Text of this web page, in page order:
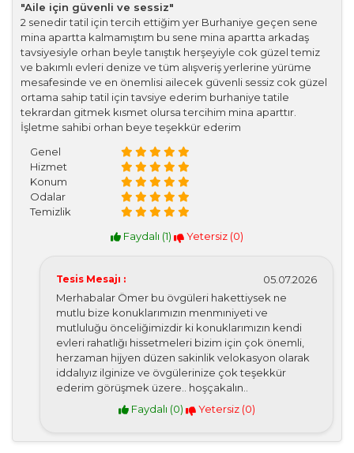
"Aile için güvenli ve sessiz"
2 senedir tatil için tercih ettiğim yer Burhaniye geçen sene
mina apartta kalmamıştım bu sene mina apartta arkadaş
tavsiyesiyle orhan beyle tanıştık herşeyiyle cok güzel temiz
ve bakımlı evleri denize ve tüm alışveriş yerlerine yürüme
mesafesinde ve en önemlisi ailecek güvenli sessiz cok güzel
ortama sahip tatil için tavsiye ederim burhaniye tatile
tekrardan gitmek kısmet olursa tercihim mina aparttır.
İşletme sahibi orhan beye teşekkür ederim
Genel
Hizmet
Konum
Odalar
Temizlik
Faydalı (1) Yetersiz (0)
Tesis Mesajı :
05.07.2026
Merhabalar Ömer bu övgüleri hakettiysek ne
mutlu bize konuklarımızın menmıniyeti ve
mutluluğu önceliğimizdir ki konuklarımızın kendi
evleri rahatlığı hissetmeleri bizim için çok önemli,
herzaman hijyen düzen sakinlik velokasyon olarak
iddalıyız ilginize ve övgülerinize çok teşekkür
ederim görüşmek üzere.. hoşçakalın..
Faydalı (0) Yetersiz (0)